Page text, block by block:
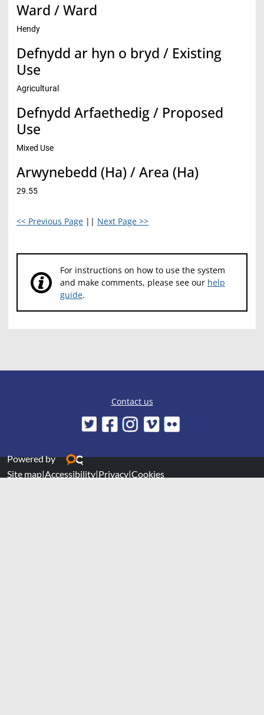
Ward / Ward
Hendy
Defnydd ar hyn o bryd / Existing
Use
Agricultural
Defnydd Arfaethedig / Proposed
Use
Mixed Use
Arwynebedd (Ha) / Area (Ha)
29.55
<< Previous Page || Next Page >>
For instructions on how to use the system
and make comments, please see our help
guide.
Contact us
Powered by
Site map|Accessibility|Privacy|Cookies